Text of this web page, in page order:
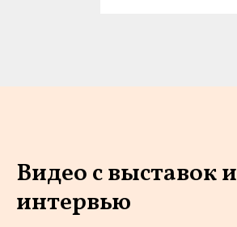
Видео с выставок и
интервью